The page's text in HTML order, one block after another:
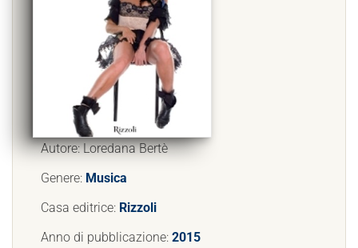
Autore: Loredana Bertè
Genere: Musica
Casa editrice: Rizzoli
Anno di pubblicazione: 2015